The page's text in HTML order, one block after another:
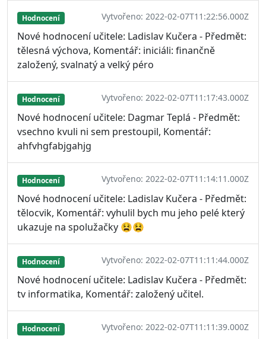
Hodnocení Vytvořeno: 2022-02-07T11:22:56.000Z
Nové hodnocení učitele: Ladislav Kučera - Předmět:
tělesná výchova, Komentář: iniciáli: finančně
založený, svalnatý a velký péro
Hodnocení Vytvořeno: 2022-02-07T11:17:43.000Z
Nové hodnocení učitele: Dagmar Teplá - Předmět:
vsechno kvuli ni sem prestoupil, Komentář:
ahfvhgfabjgahjg
Hodnocení Vytvořeno: 2022-02-07T11:14:11.000Z
Nové hodnocení učitele: Ladislav Kučera - Předmět:
tělocvik, Komentář: vyhulil bych mu jeho pelé který
ukazuje na spolužačky 😫😫
Hodnocení Vytvořeno: 2022-02-07T11:11:44.000Z
Nové hodnocení učitele: Ladislav Kučera - Předmět:
tv informatika, Komentář: založený učitel.
Hodnocení Vytvořeno: 2022-02-07T11:11:39.000Z